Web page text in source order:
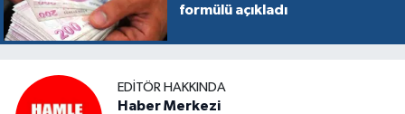
formülü açıkladı
EDITÖR HAKKINDA
Haber Merkezi